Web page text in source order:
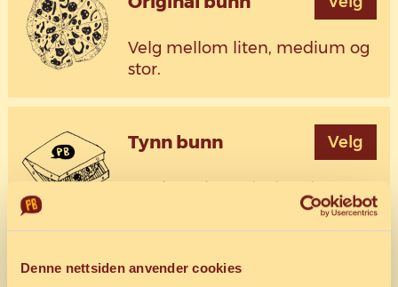
Denne nettsiden anvender cookies
Velg mellom liten, medium og
stor.
Tynn bunn Velg
Porsjonspizza. Ønsker du
pizzaen oppskåret kan dette
velges under tilpass.